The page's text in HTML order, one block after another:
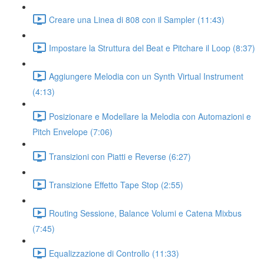
Creare una Linea di 808 con il Sampler (11:43)
Impostare la Struttura del Beat e Pitchare il Loop (8:37)
Aggiungere Melodia con un Synth Virtual Instrument
(4:13)
Posizionare e Modellare la Melodia con Automazioni e
Pitch Envelope (7:06)
Transizioni con Piatti e Reverse (6:27)
Transizione Effetto Tape Stop (2:55)
Routing Sessione, Balance Volumi e Catena Mixbus
(7:45)
Equalizzazione di Controllo (11:33)